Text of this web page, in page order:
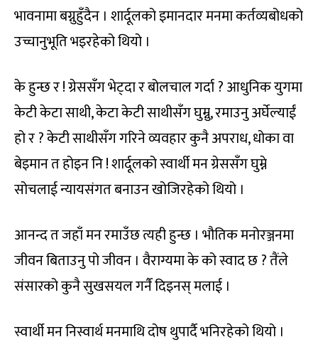
भावनामा बग्नुहुँदैन । शार्दूलको इमानदार मनमा कर्तव्यबोधको
उच्चानुभूति भइरहेको थियो ।
के हुन्छ र ! ग्रेससँग भेट्दा र बोलचाल गर्दा ? आधुनिक युगमा
केटी केटा साथी, केटा केटी साथीसँग घुम्नु, रमाउनु अर्घेल्याईं
हो र ? केटी साथीसँग गरिने व्यवहार कुनै अपराध, धोका वा
बेइमान त होइन नि ! शार्दूलको स्वार्थी मन ग्रेससँग घुम्ने
सोचलाई न्यायसंगत बनाउन खोजिरहेको थियो ।
आनन्द त जहाँ मन रमाउँछ त्यही हुन्छ । भौतिक मनोरञ्जनमा
जीवन बिताउनु पो जीवन । वैराग्यमा के को स्वाद छ ? तैंले
संसारको कुनै सुखसयल गर्नै दिइनस् मलाई ।
स्वार्थी मन निस्वार्थ मनमाथि दोष थुपार्दै भनिरहेको थियो ।